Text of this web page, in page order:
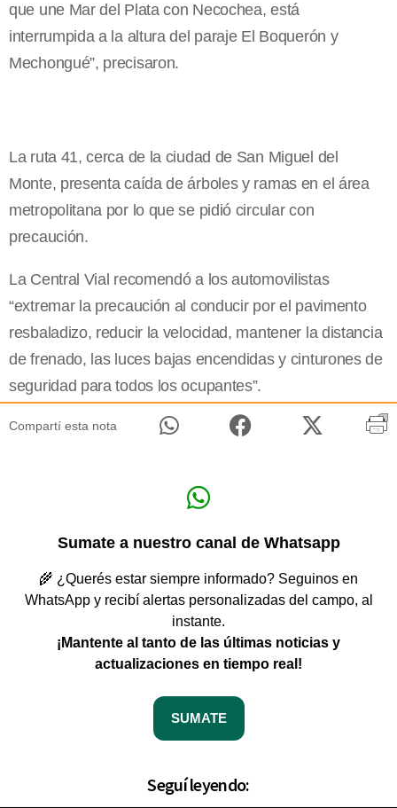
que une Mar del Plata con Necochea, está
interrumpida a la altura del paraje El Boquerón y
Mechongué”, precisaron.
La ruta 41, cerca de la ciudad de San Miguel del
Monte, presenta caída de árboles y ramas en el área
metropolitana por lo que se pidió circular con
precaución.
La Central Vial recomendó a los automovilistas
“extremar la precaución al conducir por el pavimento
resbaladizo, reducir la velocidad, mantener la distancia
de frenado, las luces bajas encendidas y cinturones de
seguridad para todos los ocupantes”.
Compartí esta nota
Sumate a nuestro canal de Whatsapp
🌾 ¿Querés estar siempre informado? Seguinos en
WhatsApp y recibí alertas personalizadas del campo, al
instante.
¡Mantente al tanto de las últimas noticias y
actualizaciones en tiempo real!
SUMATE
Seguí leyendo: